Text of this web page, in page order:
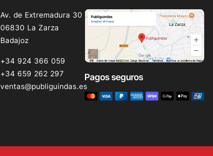
Av. de Extremadura 30
06830 La Zarza
Badajoz
+34 924 366 059
+34 659 262 297
ventas@publiguindas.es
Pagos seguros